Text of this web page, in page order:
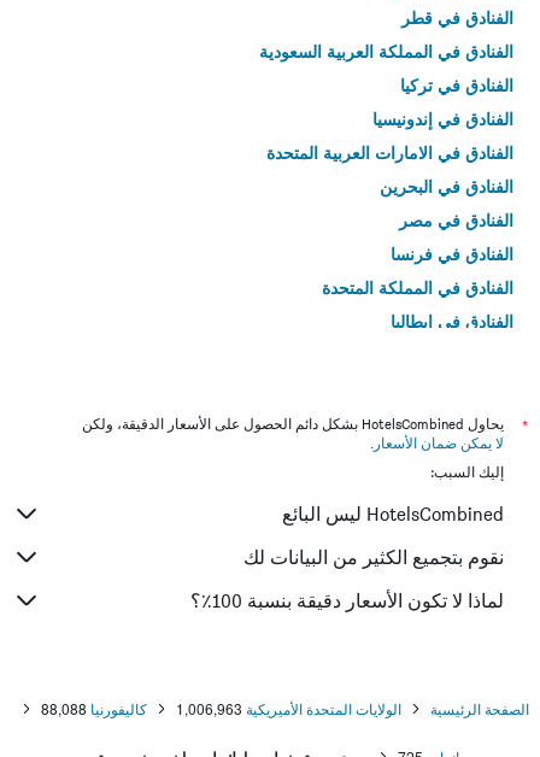
الفنادق في قطر
الفنادق في المملكة العربية السعودية
الفنادق في تركيا
الفنادق في إندونيسيا
الفنادق في الامارات العربية المتحدة
الفنادق في البحرين
الفنادق في مصر
الفنادق في فرنسا
الفنادق في المملكة المتحدة
الفنادق في إيطاليا
*
يحاول HotelsCombined بشكل دائم الحصول على الأسعار الدقيقة، ولكن
لا يمكن ضمان الأسعار .
إليك السبب:
HotelsCombined ليس البائع
نقوم بتجميع الكثير من البيانات لك
لماذا لا تكون الأسعار دقيقة بنسبة 100٪؟
الصفحة الرئيسية الولايات المتحدة الأميريكية 1,006,963 كاليفورنيا 88,088